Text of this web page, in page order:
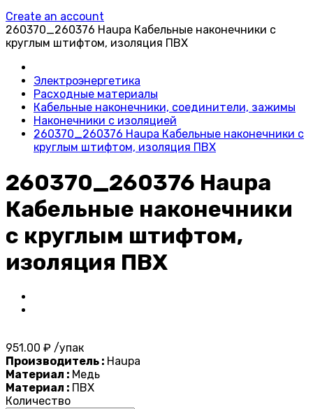
Create an account
260370_260376 Haupa Кабельные наконечники с
круглым штифтом, изоляция ПВХ
Электроэнергетика
Расходные материалы
Кабельные наконечники, соединители, зажимы
Наконечники с изоляцией
260370_260376 Haupa Кабельные наконечники с
круглым штифтом, изоляция ПВХ
260370_260376 Haupa
Кабельные наконечники
с круглым штифтом,
изоляция ПВХ
951.00 ₽ /упак
Производитель : Haupa
Материал : Медь
Материал : ПВХ
Количество